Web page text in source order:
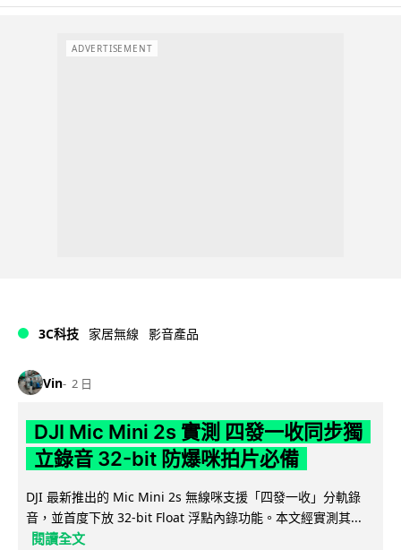
ADVERTISEMENT
3C科技 家居無線 影音產品
Vin 2 日
DJI Mic Mini 2s 實測 四發一收同步獨
立錄音 32-bit 防爆咪拍片必備
DJI 最新推出的 Mic Mini 2s 無線咪支援「四發一收」分軌錄
音，並首度下放 32-bit Float 浮點內錄功能。本文經實測其...
閱讀全文